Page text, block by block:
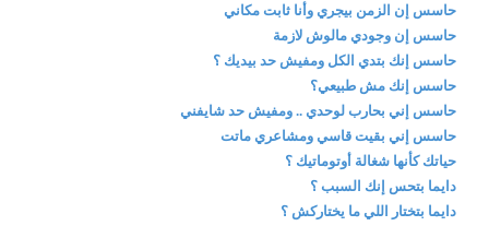
حاسس إن الزمن بيجري وأنا ثابت مكاني
حاسس إن وجودي مالوش لازمة
حاسس إنك بتدي الكل ومفيش حد بيديك ؟
حاسس إنك مش طبيعي؟
حاسس إني بحارب لوحدي .. ومفيش حد شايفني
حاسس إني بقيت قاسي ومشاعري ماتت
حياتك كأنها شغالة أوتوماتيك ؟
دايما بتحس إنك السبب ؟
دايما بتختار اللي ما يختاركش ؟